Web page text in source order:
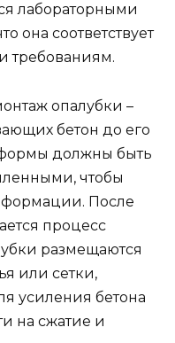
лабораторными
она соответствует
требованиям.
опалубки –
бетон до его
должны быть
чтобы
После
процесс
размещаются
или сетки,
усиления бетона
на сжатие и